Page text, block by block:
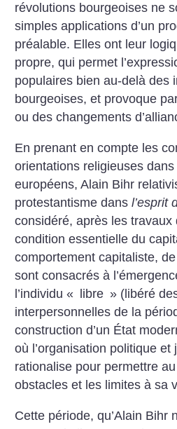
révolutions bourgeoises ne
simples applications d’un
préalable. Elles ont leur
propre, qui permet
populaires bien au-delà des
bourgeoises, et provoque
ou des changements
En prenant en compte les
orientations religieuses
européens, Alain Bihr
protestantisme dansl’esprit
considéré, après les travaux
condition essentielle du
comportement capitaliste,
sont consacrés à
l’individu « libre » (libéré
interpersonnelles de la
construction d’un État
où l’organisation politique et
rationalise pour permettre
obstacles et les limites à sa
Cette période, qu’Alain Bihr